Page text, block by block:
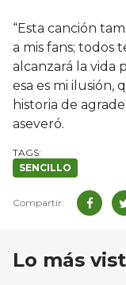
“Esta canción
a mis fans; todos
alcanzará la vida
esa es mi ilusión,
historia de
aseveró.
SENCILLO
Lo más